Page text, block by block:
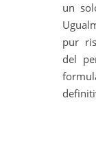
un
pur
del